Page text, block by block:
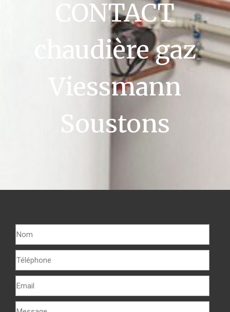
CONTACT
chaudière gaz
Viessmann
Soustons